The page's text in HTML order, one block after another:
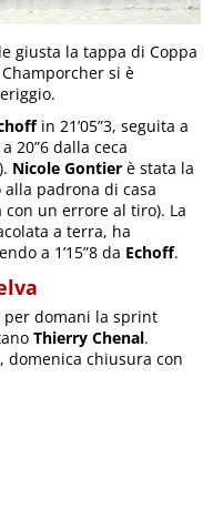
giusta la tappa di Coppa
Champorcher si è
in 21’05”3, seguita a
20”6 dalla ceca
Nicole Gontier è stata la
padrona di casa
con un errore al tiro). La
a terra, ha
a 1’15”8 da Echoff.
per domani la sprint
Thierry Chenal.
domenica chiusura con